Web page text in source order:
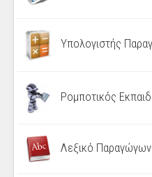
Υπολογιστής
Ρομποτικός
Λεξικό Παραγώγων